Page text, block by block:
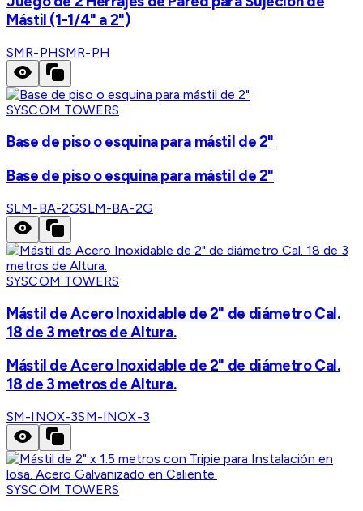
Mástil (1-1/4" a 2")
SMR-PHSMR-PH
SYSCOM TOWERS
Base de piso o esquina para mástil de 2"
Base de piso o esquina para mástil de 2"
SLM-BA-2GSLM-BA-2G
SYSCOM TOWERS
Mástil de Acero Inoxidable de 2" de diámetro Cal.
18 de 3 metros de Altura.
Mástil de Acero Inoxidable de 2" de diámetro Cal.
18 de 3 metros de Altura.
SM-INOX-3SM-INOX-3
SYSCOM TOWERS